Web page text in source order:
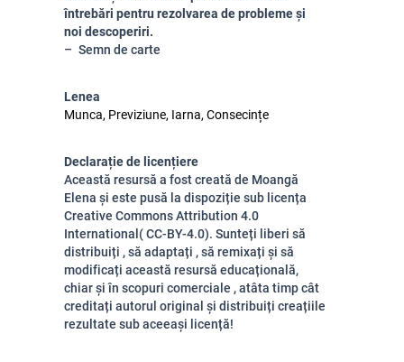
întrebări pentru rezolvarea de probleme și
noi descoperiri.
Semn de carte
Lenea
Munca, Previziune, Iarna, Consecințe
Declarație de licențiere
Această resursă a fost creată de Moangă
Elena și este pusă la dispoziție sub licența
Creative Commons Attribution 4.0
International( CC-BY-4.0). Sunteți liberi să
distribuiți , să adaptați , să remixați și să
modificați această resursă educațională,
chiar și în scopuri comerciale , atâta timp cât
creditați autorul original și distribuiți creațiile
rezultate sub aceeași licență!